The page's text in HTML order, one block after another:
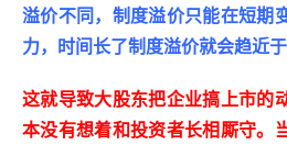
溢价不同，制度溢价只能在短期
力，时间长了制度溢价就会趋近于
这就导致大股东把企业搞上市的
本没有想着和投资者长相厮守。